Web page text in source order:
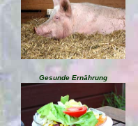
Gesunde Ernährung